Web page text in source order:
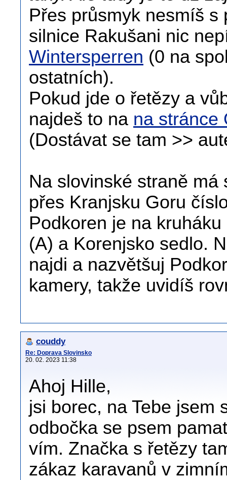
Přes průsmyk nesmíš
silnice Rakušani nic
Wintersperren (0 na
ostatních).
Pokud jde o řetězy a
najdeš to na na stránce
(Dostávat se tam >>
Na slovinské straně
přes Kranjsku Goru
Podkoren je na
(A) a Korenjsko sedlo.
najdi a nazvětšuj
kamery, takže uvidíš
couddy
Re: Doprava Slovinsko
20. 02. 2023 11:38
Ahoj Hille,
jsi borec, na Tebe jsem
odbočka se psem
vím. Značka s řetězy
zákaz karavanů v